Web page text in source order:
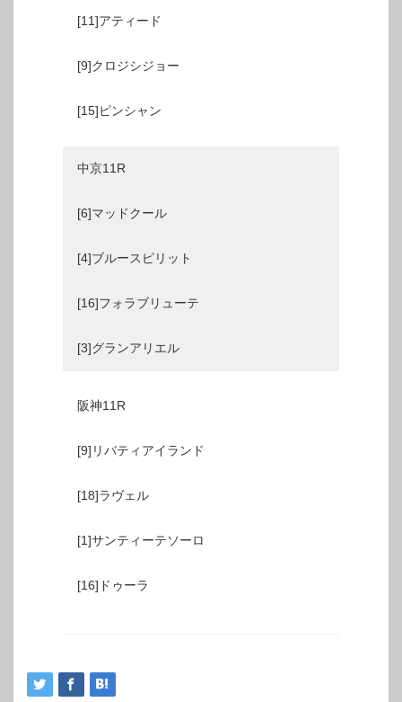
[11]アティード
[9]クロジシジョー
[15]ピンシャン
中京11R
[6]マッドクール
[4]ブルースピリット
[16]フォラブリューテ
[3]グランアリエル
阪神11R
[9]リバティアイランド
[18]ラヴェル
[1]サンティーテソーロ
[16]ドゥーラ